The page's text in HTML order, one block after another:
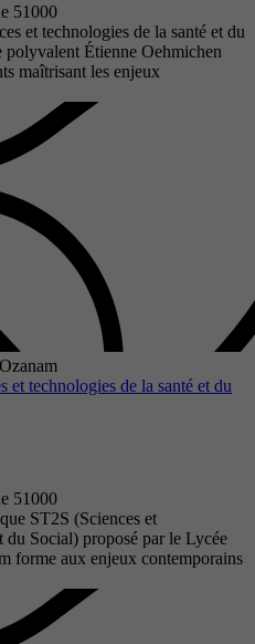
51000
et technologies de la santé et du
polyvalent Étienne Oehmichen
maîtrisant les enjeux
et technologies de la santé et du
51000
ST2S (Sciences et
du Social) proposé par le Lycée
forme aux enjeux contemporains